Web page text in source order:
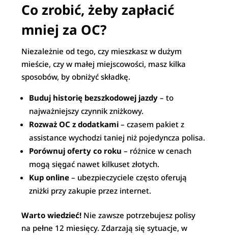
Co zrobić, żeby zapłacić
mniej za OC?
Niezależnie od tego, czy mieszkasz w dużym
mieście, czy w małej miejscowości, masz kilka
sposobów, by obniżyć składkę.
Buduj historię bezszkodowej jazdy – to
najważniejszy czynnik zniżkowy.
Rozważ OC z dodatkami – czasem pakiet z
assistance wychodzi taniej niż pojedyncza polisa.
Porównuj oferty co roku – różnice w cenach
mogą sięgać nawet kilkuset złotych.
Kup online – ubezpieczyciele często oferują
zniżki przy zakupie przez internet.
Warto wiedzieć! Nie zawsze potrzebujesz polisy
na pełne 12 miesięcy. Zdarzają się sytuacje, w